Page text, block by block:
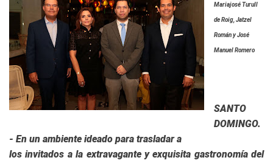
Mariajosé Turull
de Roig, Jatzel
Román y José
Manuel Romero
SANTO
DOMINGO.
- En un ambiente ideado para trasladar a
los invitados a la extravagante y exquisita gastronomía del